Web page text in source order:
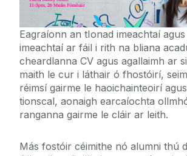
Seirbhísí do Mhic Léinn
Cumainn na Mac Léinn
Oifig an Uachtaráin Ionaid &
Eagraíonn an tIonad imeachtaí
imeachtaí ar fáil i rith na bliana
cheardlanna CV agus agallaimh ar
maith le cur i láthair ó fhostóirí,
réimsí gairme le haoichainteoirí
tionscal, aonaigh earcaíochta
ranganna gairme le cláir ar leith.
Más fostóir céimithe nó alumni thú